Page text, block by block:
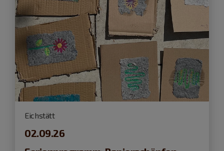
Eichstätt
02.09.26